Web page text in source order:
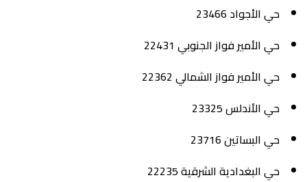
حي الأجواد 23466
حي الأمير فواز الجنوبي 22431
حي الأمير فواز الشمالي 22362
حي الأندلس 23325
حي البساتين 23716
حي البغدادية الشرقية 22235